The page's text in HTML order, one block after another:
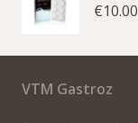
€10.00
VTM Gastroz